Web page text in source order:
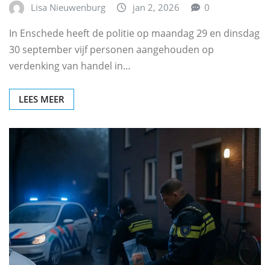
Lisa Nieuwenburg jan 2, 2026 0
In Enschede heeft de politie op maandag 29 en dinsdag
30 september vijf personen aangehouden op
verdenking van handel in…
LEES MEER